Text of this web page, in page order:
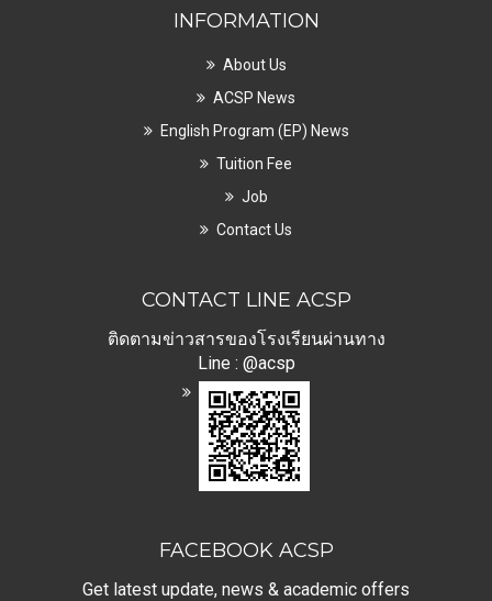
INFORMATION
About Us
ACSP News
English Program (EP) News
Tuition Fee
Job
Contact Us
CONTACT LINE ACSP
ติดตามข่าวสารของโรงเรียนผ่านทาง
Line : @acsp
FACEBOOK ACSP
Get latest update, news & academic offers